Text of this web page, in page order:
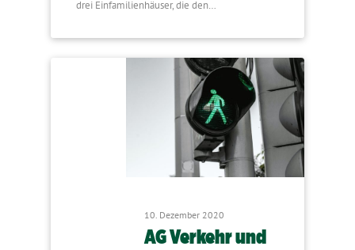
drei Einfamilienhäuser, die den…
10. Dezember 2020
AG Verkehr und